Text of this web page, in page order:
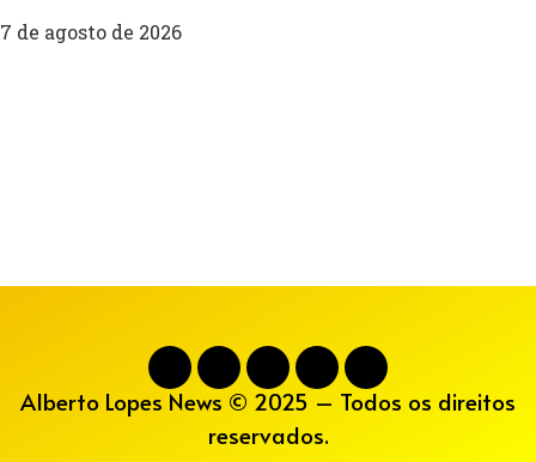
7 de agosto de 2026
Alberto Lopes News © 2025 – Todos os direitos
reservados.